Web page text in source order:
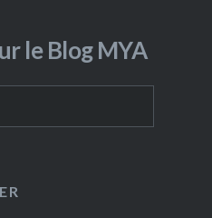
le Blog MYA